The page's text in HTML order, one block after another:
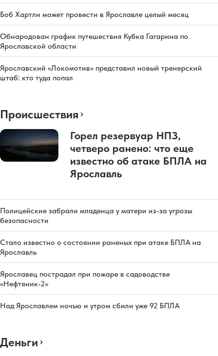
Боб Хартли может провести в Ярославле целый месяц
Обнародован график путешествия Кубка Гагарина по
Ярославской области
Ярославский «Локомотив» представил новый тренерский
штаб: кто туда попал
Происшествия
Горел резервуар НПЗ,
четверо ранено: что еще
известно об атаке БПЛА на
Ярославль
Полицейские забрали младенца у матери из-за угрозы
безопасности
Стало известно о состоянии раненых при атаке БПЛА на
Ярославль
Ярославец пострадал при пожаре в садоводстве
«Нефтяник-2»
Над Ярославлем ночью и утром сбили уже 92 БПЛА
Деньги